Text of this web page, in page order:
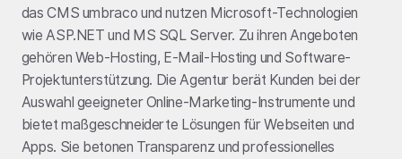
das CMS umbraco und nutzen Microsoft-Technologien
wie ASP.NET und MS SQL Server. Zu ihren Angeboten
gehören Web-Hosting, E-Mail-Hosting und Software-
Projektunterstützung. Die Agentur berät Kunden bei der
Auswahl geeigneter Online-Marketing-Instrumente und
bietet maßgeschneiderte Lösungen für Webseiten und
Apps. Sie betonen Transparenz und professionelles